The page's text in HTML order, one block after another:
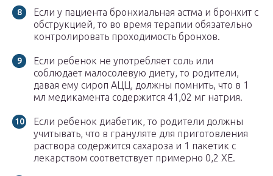
Если у пациента бронхиальная астма и бронхит с
обструкцией, то во время терапии обязательно
контролировать проходимость бронхов.
Если ребенок не употребляет соль или
соблюдает малосолевую диету, то родители,
давая ему сироп АЦЦ, должны помнить, что в 1
мл медикамента содержится 41,02 мг натрия.
Если ребенок диабетик, то родители должны
учитывать, что в грануляте для приготовления
раствора содержится сахароза и 1 пакетик с
лекарством соответствует примерно 0,2 ХЕ.